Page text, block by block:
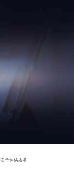
安全评估服务